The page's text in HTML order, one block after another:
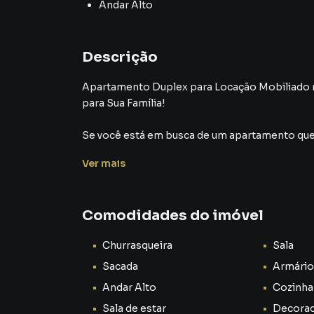
Andar Alto
Descrição
Apartamento Duplex para Locação Mobiliado no Bairro Jardim Normândia: Conforto e Praticidade
para Sua Família!
Se você está em busca de um apartamento
viver com qualidade ou para quem busca uma
Parte Inferior:
2 Cozinhas: Duas cozinhas equipadas,
Ver mais
Comodidades do imóvel
Churrasqueira Sala
Sacada
Andar Alto
Cozinha
Sala de estar